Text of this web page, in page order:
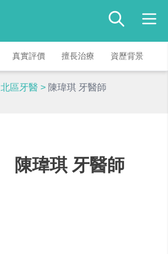
真實評價 擅長治療 資歷背景
北區牙醫 > 陳瑋琪 牙醫師
陳瑋琪 牙醫師